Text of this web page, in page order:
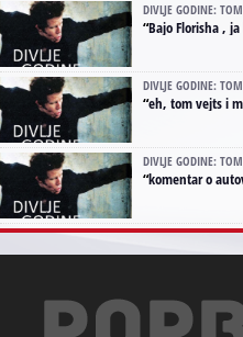
DIVLJE GODINE:
“Bajo Florisha , ja bi to
DIVLJE GODINE:
“eh, tom vejts i mark i smit...
DIVLJE GODINE:
“komentar o autovanju je